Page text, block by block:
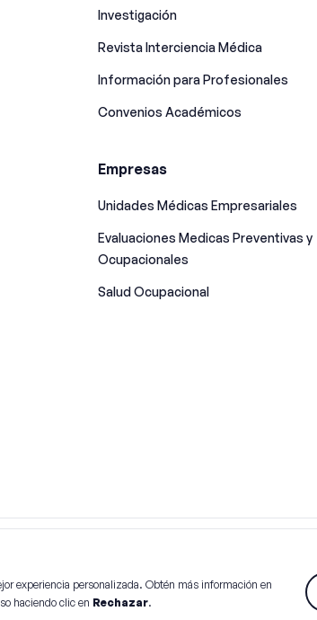
Investigación
Revista Interciencia Médica
Información para Profesionales
Convenios Académicos
Empresas
Unidades Médicas Empresariales
Evaluaciones Medicas Preventivas y
Ocupacionales
Salud Ocupacional
experiencia personalizada. Obtén más información en
haciendo clic en Rechazar.